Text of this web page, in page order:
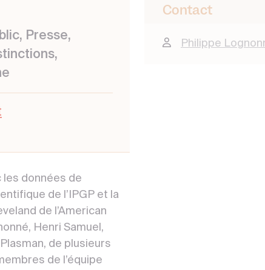
Presse,
les données de
de l’IPGP et la
de l’American
Henri Samuel,
de plusieurs
de l’équipe
Contact
Philippe